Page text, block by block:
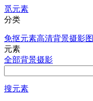
觅元素
分类
免抠元素高清背景摄影图
元素
全部背景摄影
搜元素